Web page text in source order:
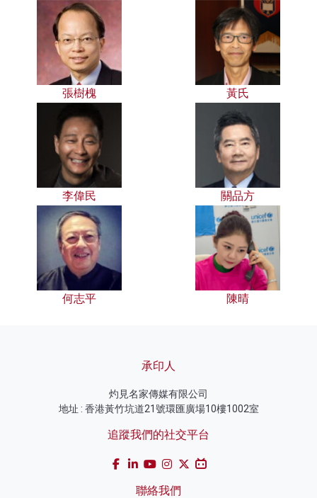
張樹槐 黃氏
李偉民 關品方
何志平 陳晴
承印人
灼見名家傳媒有限公司
地址 : 香港黃竹坑道21號環匯廣場10樓1002室
追蹤我們的社交平台
聯絡我們